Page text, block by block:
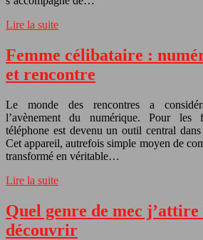
Lire la suite
Femme célibataire :
et rencontre
Le monde des rencontres a
l’avènement du numérique. Pour les
téléphone est devenu un outil central
Cet appareil, autrefois simple moyen de
transformé en véritable…
Lire la suite
Quel genre de mec j’attire
découvrir